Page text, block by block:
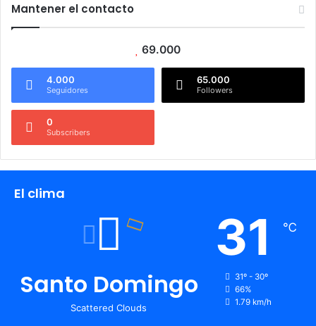
Mantener el contacto
69.000
4.000
Seguidores
65.000
Followers
0
Subscribers
El clima
Santo Domingo
Scattered Clouds
31 ℃
31º - 30º
66%
1.79 km/h